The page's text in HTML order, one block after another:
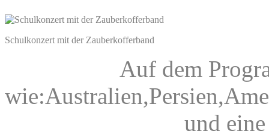
Schulkonzert mit der Zauberkofferband
Auf dem
und